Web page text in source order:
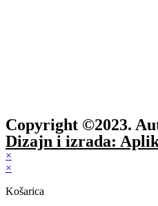
Copyright ©2023.
Dizajn i izrada:
×
×
Košarica